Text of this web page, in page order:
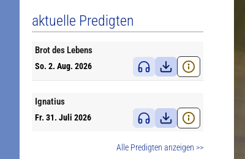
aktuelle Predigten
Brot des Lebens
So. 2. Aug. 2026
Ignatius
Fr. 31. Juli 2026
Alle Predigten anzeigen >>